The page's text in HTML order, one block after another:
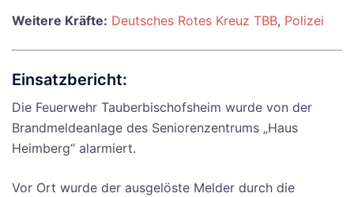
Weitere Kräfte: Deutsches Rotes Kreuz TBB, Polizei
Einsatzbericht:
Die Feuerwehr Tauberbischofsheim wurde von der
Brandmeldeanlage des Seniorenzentrums „Haus
Heimberg“ alarmiert.
Vor Ort wurde der ausgelöste Melder durch die